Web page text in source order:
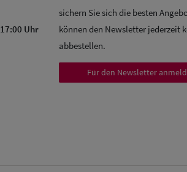
17:00 Uhr
sichern Sie sich die besten
können den Newsletter jederzeit
abbestellen.
Für den Newsletter